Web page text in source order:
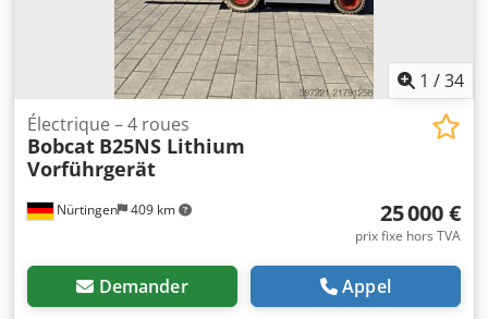
1 /34
Nürtingen 409 km
Électrique – 4 roues
Bobcat B25NS Lithium
Vorführgerät
25 000 €
prix fixe hors TVA
Demander Appel